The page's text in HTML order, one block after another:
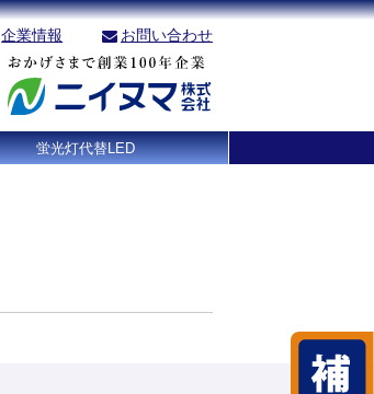
企業情報 お問い合わせ
蛍光灯代替LED